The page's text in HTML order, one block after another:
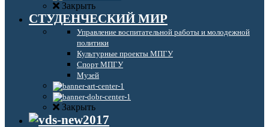
Закрыть
СТУДЕНЧЕСКИЙ МИР
Управление воспитательной работы и молодежной
политики
Культурные проекты МПГУ
Спорт МПГУ
Музей
Закрыть